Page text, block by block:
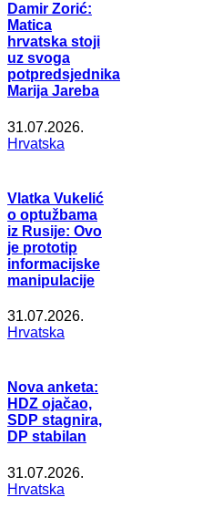
Damir Zorić:
Matica
hrvatska stoji
uz svoga
potpredsjednika
Marija Jareba
31.07.2026.
Hrvatska
Vlatka Vukelić
o optužbama
iz Rusije: Ovo
je prototip
informacijske
manipulacije
31.07.2026.
Hrvatska
Nova anketa:
HDZ ojačao,
SDP stagnira,
DP stabilan
31.07.2026.
Hrvatska